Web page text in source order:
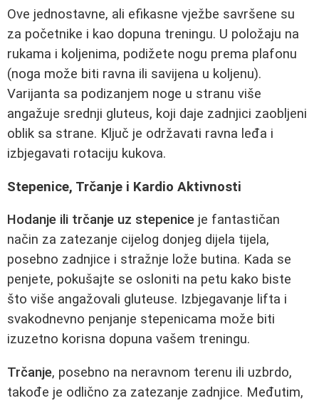
Ove jednostavne, ali efikasne vježbe savršene su
za početnike i kao dopuna treningu. U položaju na
rukama i koljenima, podižete nogu prema plafonu
(noga može biti ravna ili savijena u koljenu).
Varijanta sa podizanjem noge u stranu više
angažuje srednji gluteus, koji daje zadnjici zaobljeni
oblik sa strane. Ključ je održavati ravna leđa i
izbjegavati rotaciju kukova.
Stepenice, Trčanje i Kardio Aktivnosti
Hodanje ili trčanje uz stepenice je fantastičan
način za zatezanje cijelog donjeg dijela tijela,
posebno zadnjice i stražnje lože butina. Kada se
penjete, pokušajte se osloniti na petu kako biste
što više angažovali gluteuse. Izbjegavanje lifta i
svakodnevno penjanje stepenicama može biti
izuzetno korisna dopuna vašem treningu.
Trčanje, posebno na neravnom terenu ili uzbrdo,
takođe je odlično za zatezanje zadnjice. Međutim,